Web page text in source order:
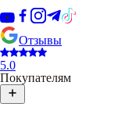
Отзывы
5.0
Покупателям